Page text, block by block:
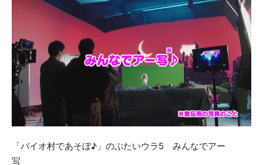
「バイオ村であそぼ♪」のぶたいウラ5 みんなでアー
写